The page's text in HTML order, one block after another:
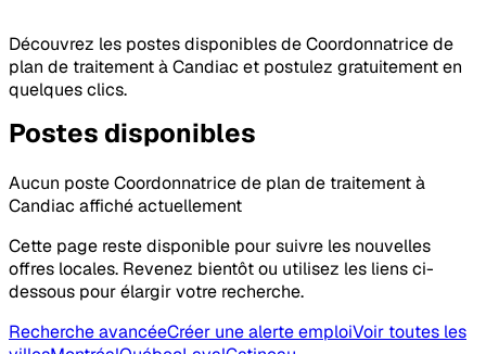
Découvrez les postes disponibles de Coordonnatrice de
plan de traitement à Candiac et postulez gratuitement en
quelques clics.
Postes disponibles
Aucun poste Coordonnatrice de plan de traitement à
Candiac affiché actuellement
Cette page reste disponible pour suivre les nouvelles
offres locales. Revenez bientôt ou utilisez les liens ci-
dessous pour élargir votre recherche.
Recherche avancéeCréer une alerte emploiVoir toutes les